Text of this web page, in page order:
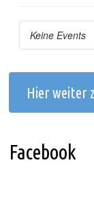
Hier weiter
Facebook